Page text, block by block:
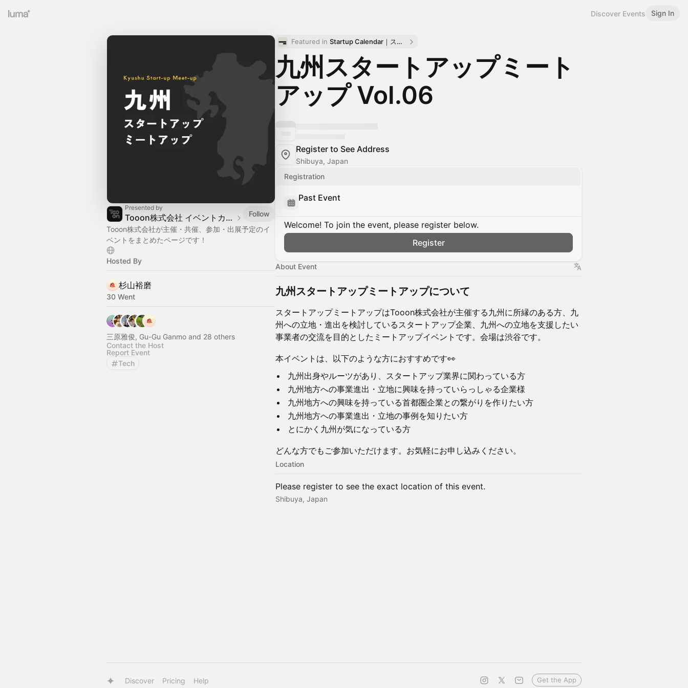
Discover Events Sign In
Presented by
Tooon株式会社 イベントカレンダー
Follow
Tooon株式会社が主催・共催、参加・出展予定のイ
ベントをまとめたページです！
Hosted By
杉山裕磨
30 Went
三原雅俊, Gu-Gu Ganmo and 28 others
Contact the Host
Report Event
Tech
Featured in Startup Calendar｜スタートアップカレンダー
九州スタートアップミート
アップ Vol.06
Register to See Address
Shibuya, Japan
Registration
Past Event
Welcome! To join the event, please register below.
Register
About Event
九州スタートアップミートアップについて
スタートアップミートアップはTooon株式会社が主催する九州に所縁のある方、九
州への立地・進出を検討しているスタートアップ企業、九州への立地を支援したい
事業者の交流を目的としたミートアップイベントです。会場は渋谷です。
本イベントは、以下のような方におすすめです👀
九州出身やルーツがあり、スタートアップ業界に関わっている方
九州地方への事業進出・立地に興味を持っていらっしゃる企業様
九州地方への興味を持っている首都圏企業との繋がりを作りたい方
九州地方への事業進出・立地の事例を知りたい方
とにかく九州が気になっている方
どんな方でもご参加いただけます。お気軽にお申し込みください。
Location
Please register to see the exact location of this event.
Shibuya, Japan
Discover Pricing Help Get the App